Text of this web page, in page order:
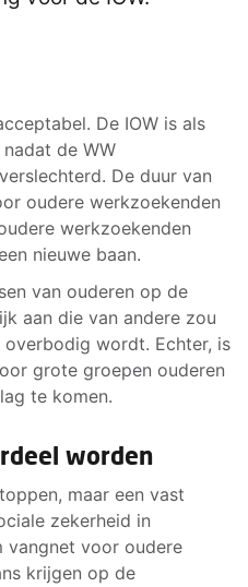
De IOW is als
de WW
De duur van
oudere werkzoekenden
werkzoekenden
nieuwe baan.
van ouderen op de
aan die van andere zou
overbodig wordt. Echter, is
grote groepen ouderen
te komen.
worden
maar een vast
zekerheid in
vangnet voor oudere
krijgen op de